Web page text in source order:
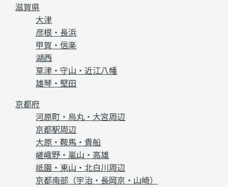
滋賀県
大津
彦根・長浜
甲賀・信楽
湖西
草津・守山・近江八幡
雄琴・堅田
京都府
河原町・烏丸・大宮周辺
京都駅周辺
大原・鞍馬・貴船
嵯峨野・嵐山・高雄
祇園・東山・北白川周辺
京都南部（宇治・長岡京・山崎）